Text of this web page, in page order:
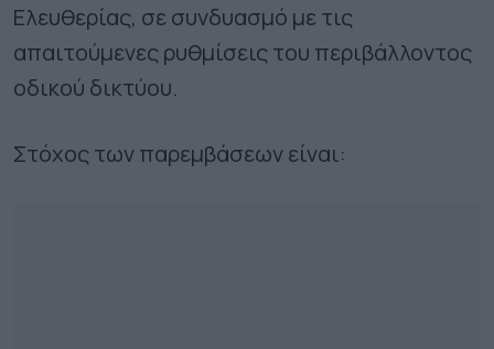
Ελευθερίας, σε συνδυασμό με τις
απαιτούμενες ρυθμίσεις του περιβάλλοντος
οδικού δικτύου.
Στόχος των παρεμβάσεων είναι: